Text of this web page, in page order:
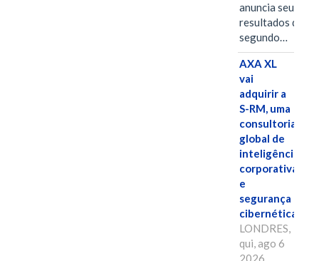
anuncia seus
resultados do
segundo…
AXA XL
vai
adquirir a
S-RM, uma
consultoria
global de
inteligência
corporativa
e
segurança
cibernética
LONDRES,
qui, ago 6
2026